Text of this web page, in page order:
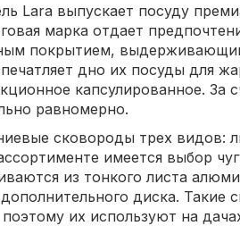
Lara выпускает посуду
марка отдает
покрытием,
дно их посуды для
капсулированное. За
равномерно.
сковороды трех видов:
имеется выбор
из тонкого листа
диска. Такие
их используют на